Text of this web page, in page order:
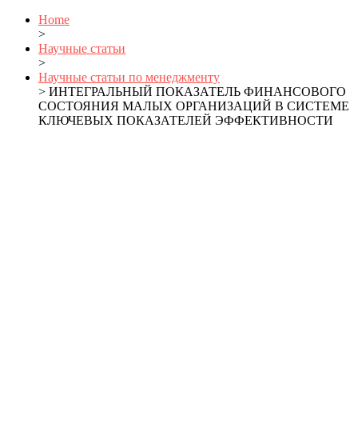
Home
>
Научные статьи
>
Научные статьи по менеджменту
> ИНТЕГРАЛЬНЫЙ ПОКАЗАТЕЛЬ ФИНАНСОВОГО
СОСТОЯНИЯ МАЛЫХ ОРГАНИЗАЦИЙ В СИСТЕМЕ
КЛЮЧЕВЫХ ПОКАЗАТЕЛЕЙ ЭФФЕКТИВНОСТИ